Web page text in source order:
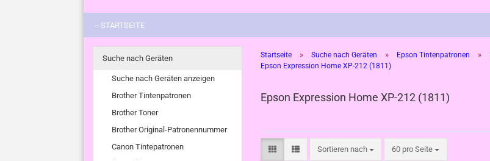
-- STARTSEITE
Startseite » Suche nach Geräten » Epson Tintenpatronen »
Epson Expression Home XP-212 (1811)
Epson Expression Home XP-212 (1811)
Sortieren nach
Sortieren nach 60 pro Seite
pro Seite
Suche nach Geräten
Suche nach Geräten anzeigen
Brother Tintenpatronen
Brother Toner
Brother Original-Patronennummer
Canon Tintepatronen